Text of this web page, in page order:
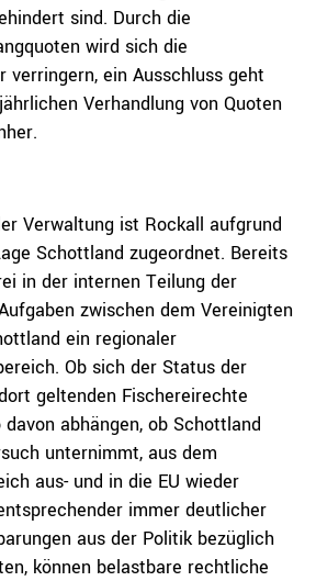
sind. Durch die
wird sich die
verringern, ein Ausschluss geht
Verhandlung von Quoten
Verwaltung ist Rockall aufgrund
Schottland zugeordnet. Bereits
in der internen Teilung der
zwischen dem Vereinigten
ein regionaler
Ob sich der Status der
geltenden Fischereirechte
abhängen, ob Schottland
unternimmt, aus dem
aus- und in die EU wieder
immer deutlicher
aus der Politik bezüglich
können belastbare rechtliche